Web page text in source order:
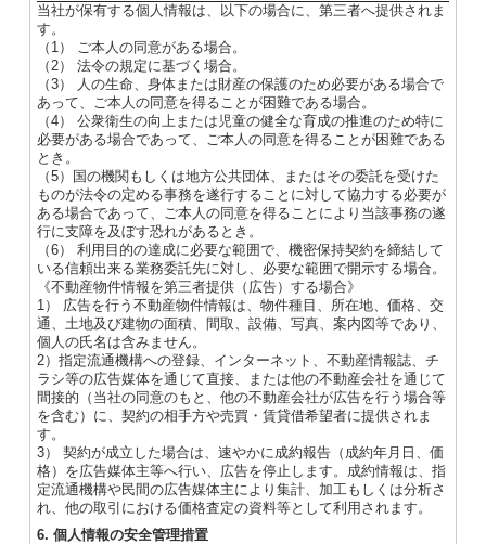
当社が保有する個人情報は、以下の場合に、第三者へ提供されま
す。
（1） ご本人の同意がある場合。
（2） 法令の規定に基づく場合。
（3） 人の生命、身体または財産の保護のため必要がある場合で
あって、ご本人の同意を得ることが困難である場合。
（4） 公衆衛生の向上または児童の健全な育成の推進のため特に
必要がある場合であって、ご本人の同意を得ることが困難である
とき。
（5）国の機関もしくは地方公共団体、またはその委託を受けた
ものが法令の定める事務を遂行することに対して協力する必要が
ある場合であって、ご本人の同意を得ることにより当該事務の遂
行に支障を及ぼす恐れがあるとき。
（6） 利用目的の達成に必要な範囲で、機密保持契約を締結して
いる信頼出来る業務委託先に対し、必要な範囲で開示する場合。
《不動産物件情報を第三者提供（広告）する場合》
1） 広告を行う不動産物件情報は、物件種目、所在地、価格、交
通、土地及び建物の面積、間取、設備、写真、案内図等であり、
個人の氏名は含みません。
2）指定流通機構への登録、インターネット、不動産情報誌、チ
ラシ等の広告媒体を通じて直接、または他の不動産会社を通じて
間接的（当社の同意のもと、他の不動産会社が広告を行う場合等
を含む）に、契約の相手方や売買・賃貸借希望者に提供されま
す。
3） 契約が成立した場合は、速やかに成約報告（成約年月日、価
格）を広告媒体主等へ行い、広告を停止します。成約情報は、指
定流通機構や民間の広告媒体主により集計、加工もしくは分析さ
れ、他の取引における価格査定の資料等として利用されます。
6. 個人情報の安全管理措置